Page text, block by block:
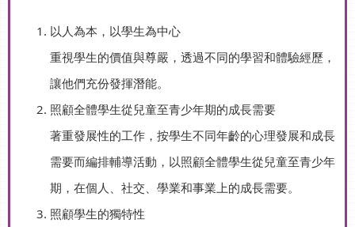
以人為本，以學生為中心
重視學生的價值與尊嚴，透過不同的學習和體驗經歷，
讓他們充份發揮潛能。
照顧全體學生從兒童至青少年期的成長需要
著重發展性的工作，按學生不同年齡的心理發展和成長
需要而編排輔導活動，以照顧全體學生從兒童至青少年
期，在個人、社交、學業和事業上的成長需要。
照顧學生的獨特性